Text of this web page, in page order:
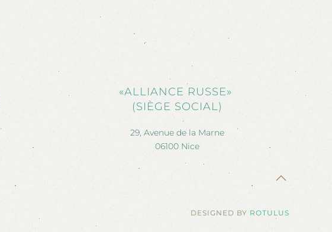
«ALLIANCE RUSSE»
(SIÈGE SOCIAL)
29, Avenue de la Marne
06100 Nice
DESIGNED BY ROTULUS